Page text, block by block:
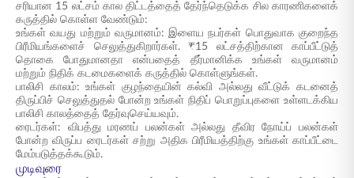
சரியான 15 லட்சம் கால திட்டத்தைத் தேர்ந்தெடுக்க சில காரணிகளைக்
கருத்தில் கொள்ள வேண்டும்:
உங்கள் வயது மற்றும் வருமானம்: இளைய நபர்கள் பொதுவாக குறைந்த
பிரீமியங்களைச் செலுத்துகிறார்கள். ₹15 லட்சத்திற்கான காப்பீட்டுத்
தொகை போதுமானதா என்பதைத் தீர்மானிக்க உங்கள் வருமானம்
மற்றும் நிதிக் கடமைகளைக் கருத்தில் கொள்ளுங்கள்.
பாலிசி காலம்: உங்கள் குழந்தையின் கல்வி அல்லது வீட்டுக் கடனைத்
திருப்பிச் செலுத்துதல் போன்ற உங்கள் நிதிப் பொறுப்புகளை உள்ளடக்கிய
பாலிசி காலத்தைத் தேர்வுசெய்யவும்.
ரைடர்கள்: விபத்து மரணப் பலன்கள் அல்லது தீவிர நோய்ப் பலன்கள்
போன்ற விருப்ப ரைடர்கள் சற்று அதிக பிரீமியத்திற்கு உங்கள் காப்பீட்டை
மேம்படுத்தக்கூடும்.
முடிவுரை